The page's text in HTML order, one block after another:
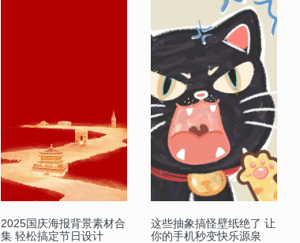
2025国庆海报背景素材合
集 轻松搞定节日设计
这些抽象搞怪壁纸绝了 让
你的手机秒变快乐源泉